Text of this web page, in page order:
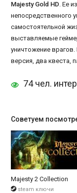
Majesty Gold HD. Ее
непосредственного
самостоятельной
выставляемые
уничтожение
версия, два квеста,
74 чел.
Советуем
Majesty 2 Collection
steam ключи